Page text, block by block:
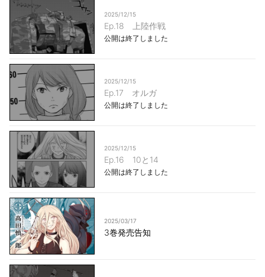
2025/12/15
Ep.18 上陸作戦
公開は終了しました
2025/12/15
Ep.17 オルガ
公開は終了しました
2025/12/15
Ep.16 10と14
公開は終了しました
2025/03/17
3巻発売告知